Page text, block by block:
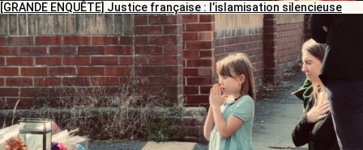
[GRANDE ENQUÊTE] Justice française : l’islamisation silencieuse